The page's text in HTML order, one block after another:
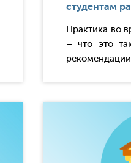
студентам
Практика во
– что это